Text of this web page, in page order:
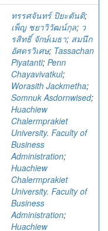
ทรรศจันทร์ ปิยะตันติ;
เพ็ญ ชยาวิวัฒน์กุล; ว
รสิทธิ์ จักษ์เมธา; สมนึก
อัศดรวิเศษ; Tassachan
Piyatanti; Penn
Chayavivatkul;
Worasith Jackmetha;
Somnuk Asdornwised;
Huachiew
Chalermprakiet
University. Faculty of
Business
Administration;
Huachiew
Chalermprakiet
University. Faculty of
Business
Administration;
Huachiew